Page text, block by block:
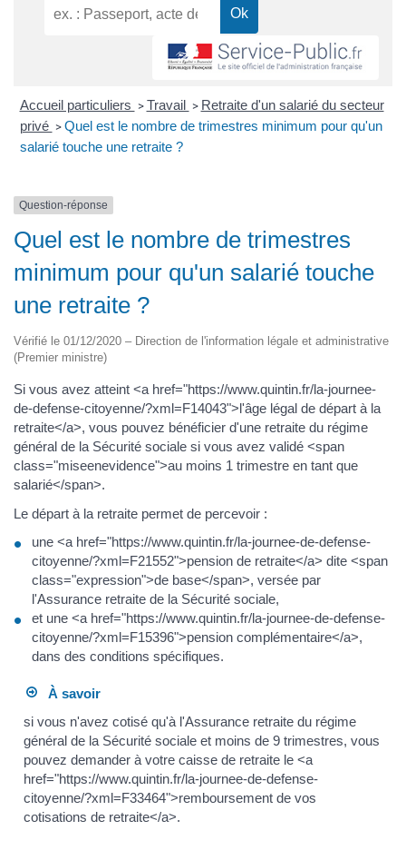
Accueil particuliers > Travail > Retraite d'un salarié du secteur
privé > Quel est le nombre de trimestres minimum pour qu'un
salarié touche une retraite ?
Question-réponse
Quel est le nombre de trimestres
minimum pour qu'un salarié touche
une retraite ?
Vérifié le 01/12/2020 – Direction de l'information légale et administrative
(Premier ministre)
Si vous avez atteint <a href="https://www.quintin.fr/la-journee-
de-defense-citoyenne/?xml=F14043">l'âge légal de départ à la
retraite</a>, vous pouvez bénéficier d'une retraite du régime
général de la Sécurité sociale si vous avez validé <span
class="miseenevidence">au moins 1 trimestre en tant que
salarié</span>.
Le départ à la retraite permet de percevoir :
une <a href="https://www.quintin.fr/la-journee-de-defense-
citoyenne/?xml=F21552">pension de retraite</a> dite <span
class="expression">de base</span>, versée par
l'Assurance retraite de la Sécurité sociale,
et une <a href="https://www.quintin.fr/la-journee-de-defense-
citoyenne/?xml=F15396">pension complémentaire</a>,
dans des conditions spécifiques.
À savoir
si vous n'avez cotisé qu'à l'Assurance retraite du régime
général de la Sécurité sociale et moins de 9 trimestres, vous
pouvez demander à votre caisse de retraite le <a
href="https://www.quintin.fr/la-journee-de-defense-
citoyenne/?xml=F33464">remboursement de vos
cotisations de retraite</a>.